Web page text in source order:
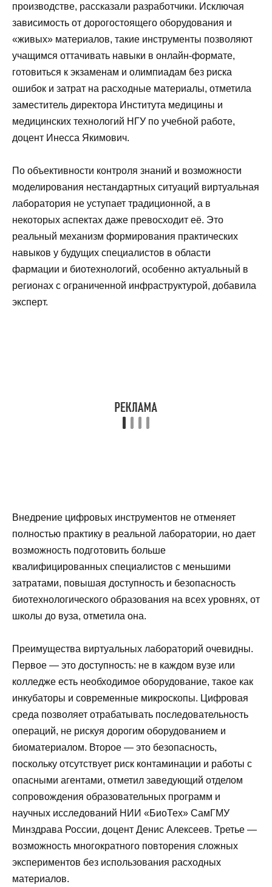
производстве, рассказали разработчики. Исключая
зависимость от дорогостоящего оборудования и
«живых» материалов, такие инструменты позволяют
учащимся оттачивать навыки в онлайн-формате,
готовиться к экзаменам и олимпиадам без риска
ошибок и затрат на расходные материалы, отметила
заместитель директора Института медицины и
медицинских технологий НГУ по учебной работе,
доцент Инесса Якимович.
По объективности контроля знаний и возможности
моделирования нестандартных ситуаций виртуальная
лаборатория не уступает традиционной, а в
некоторых аспектах даже превосходит её. Это
реальный механизм формирования практических
навыков у будущих специалистов в области
фармации и биотехнологий, особенно актуальный в
регионах с ограниченной инфраструктурой, добавила
эксперт.
Внедрение цифровых инструментов не отменяет
полностью практику в реальной лаборатории, но дает
возможность подготовить больше
квалифицированных специалистов с меньшими
затратами, повышая доступность и безопасность
биотехнологического образования на всех уровнях, от
школы до вуза, отметила она.
Преимущества виртуальных лабораторий очевидны.
Первое — это доступность: не в каждом вузе или
колледже есть необходимое оборудование, такое как
инкубаторы и современные микроскопы. Цифровая
среда позволяет отрабатывать последовательность
операций, не рискуя дорогим оборудованием и
биоматериалом. Второе — это безопасность,
поскольку отсутствует риск контаминации и работы с
опасными агентами, отметил заведующий отделом
сопровождения образовательных программ и
научных исследований НИИ «БиоТех» СамГМУ
Минздрава России, доцент Денис Алексеев. Третье —
возможность многократного повторения сложных
экспериментов без использования расходных
материалов.